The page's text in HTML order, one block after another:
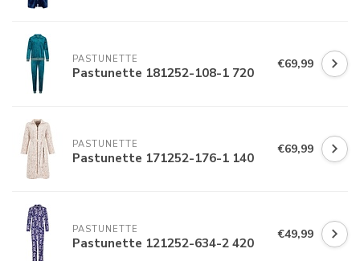
PASTUNETTE
Pastunette 181252-108-1 720 €69,99
PASTUNETTE
Pastunette 171252-176-1 140 €69,99
PASTUNETTE
Pastunette 121252-634-2 420 €49,99